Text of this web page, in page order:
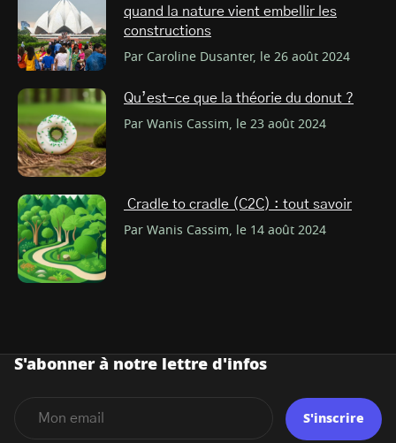
quand la nature vient embellir les
constructions
Par Caroline Dusanter, le 26 août 2024
Qu’est-ce que la théorie du donut ?
Par Wanis Cassim, le 23 août 2024
Cradle to cradle (C2C) : tout savoir
Par Wanis Cassim, le 14 août 2024
S'abonner à notre lettre d'infos
S'inscrire